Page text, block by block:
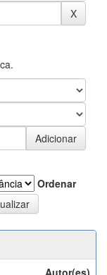
Ordenar
Autor(es)